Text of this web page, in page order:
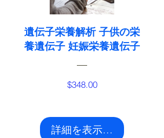
遺伝子栄養解析 子供の栄
養遺伝子 妊娠栄養遺伝子
$348.00価
詳細を表示する